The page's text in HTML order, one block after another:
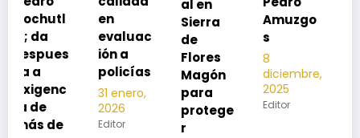
en
evaluac
ión a
policías
31 enero,
2026
Editor
al en
Sierra
de
Flores
Magón
para
protege
r
Amuzgo
s
8
diciembre,
2025
Editor
neumon
ía
2025
Editor